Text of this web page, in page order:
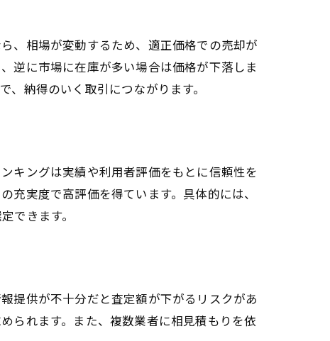
、相場が変動するため、適正価格での売却が
逆に市場に在庫が多い場合は価格が下落しま
納得のいく取引につながります。
キングは実績や利用者評価をもとに信頼性を
実度で高評価を得ています。具体的には、
できます。
提供が不十分だと査定額が下がるリスクがあ
られます。また、複数業者に相見積もりを依